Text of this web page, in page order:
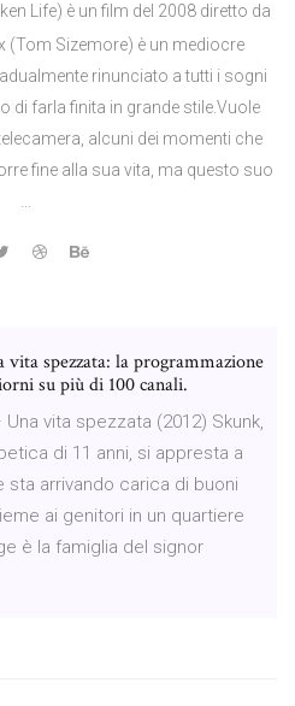
Life) è un film del 2008 diretto da
(Tom Sizemore) è un mediocre
rinunciato a tutti i sogni
di farla finita in grande stile.Vuole
alcuni dei momenti che
fine alla sua vita, ma questo suo
spezzata: la programmazione
su più di 100 canali.
vita spezzata (2012) Skunk,
di 11 anni, si appresta a
sta arrivando carica di buoni
ai genitori in un quartiere
è la famiglia del signor